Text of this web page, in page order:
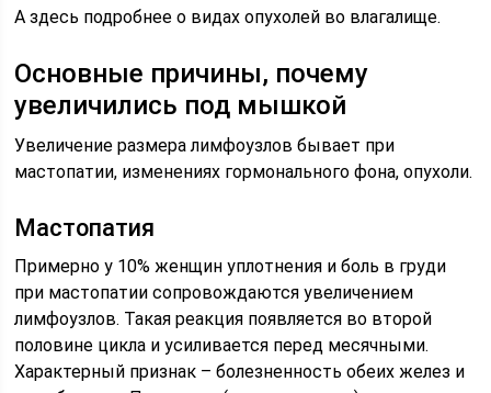
А здесь подробнее о видах опухолей во влагалище.
Основные причины, почему
увеличились под мышкой
Увеличение размера лимфоузлов бывает при
мастопатии, изменениях гормонального фона, опухоли.
Мастопатия
Примерно у 10% женщин уплотнения и боль в груди
при мастопатии сопровождаются увеличением
лимфоузлов. Такая реакция появляется во второй
половине цикла и усиливается перед месячными.
Характерный признак – болезненность обеих желез и